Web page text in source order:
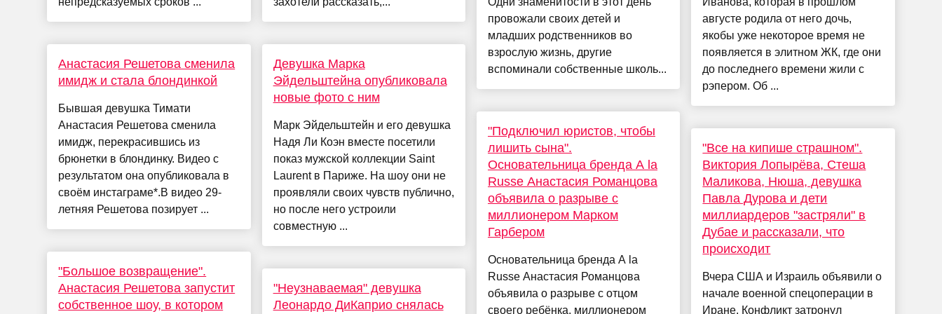
Анастасия Решетова сменила
имидж и стала блондинкой
Бывшая девушка Тимати
Анастасия Решетова сменила
имидж, перекрасившись из
брюнетки в блондинку. Видео с
результатом она опубликовала в
своём инстаграме*.В видео 29-
летняя Решетова позирует ...
"Большое возвращение".
Анастасия Решетова запустит
собственное шоу, в котором
Девушка Марка
Эйдельштейна опубликовала
новые фото с ним
Марк Эйдельштейн и его девушка
Надя Ли Коэн вместе посетили
показ мужской коллекции Saint
Laurent в Париже. На шоу они не
проявляли своих чувств публично,
но после него устроили
совместную ...
"Неузнаваемая" девушка
Леонардо ДиКаприо снялась
провожали своих детей и
младших родственников во
взрослую жизнь, другие
вспоминали собственные школь...
"Подключил юристов, чтобы
лишить сына".
Основательница бренда A la
Russe Анастасия Романцова
объявила о разрыве с
миллионером Марком
Гарбером
Основательница бренда A la
Russe Анастасия Романцова
объявила о разрыве с отцом
своего ребёнка, миллионером
августе родила от него дочь,
якобы уже некоторое время не
появляется в элитном ЖК, где они
до последнего времени жили с
рэпером. Об ...
"Все на кипише страшном".
Виктория Лопырёва, Стеша
Маликова, Нюша, девушка
Павла Дурова и дети
миллиардеров "застряли" в
Дубае и рассказали, что
происходит
Вчера США и Израиль объявили о
начале военной спецоперации в
Иране. Конфликт затронул